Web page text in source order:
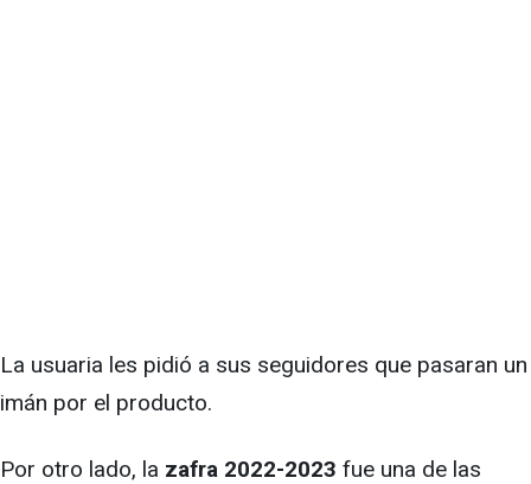
La usuaria les pidió a sus seguidores que pasaran un
imán por el producto.
Por otro lado, la zafra 2022-2023 fue una de las